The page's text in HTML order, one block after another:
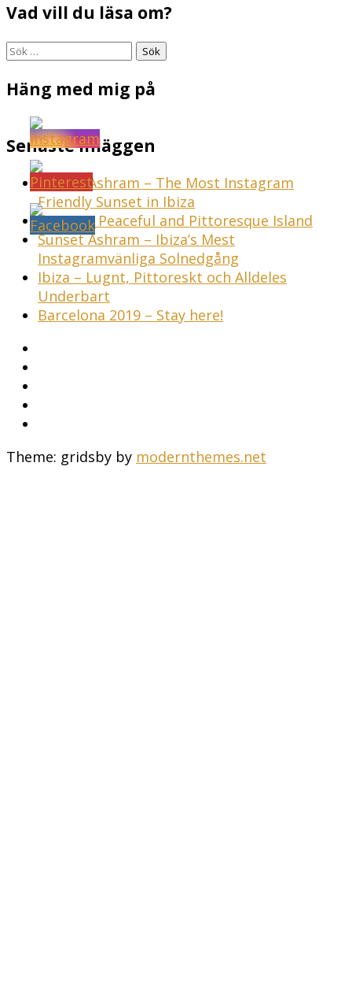
Vad vill du läsa om?
Sök
Häng med mig på
Senaste inläggen
Sunset Ashram – The Most Instagram
Friendly Sunset in Ibiza
Ibiza – A Peaceful and Pittoresque Island
Sunset Ashram – Ibiza’s Mest
Instagramvänliga Solnedgång
Ibiza – Lugnt, Pittoreskt och Alldeles
Underbart
Barcelona 2019 – Stay here!
Theme: gridsby by modernthemes.net